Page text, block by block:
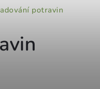
potravin